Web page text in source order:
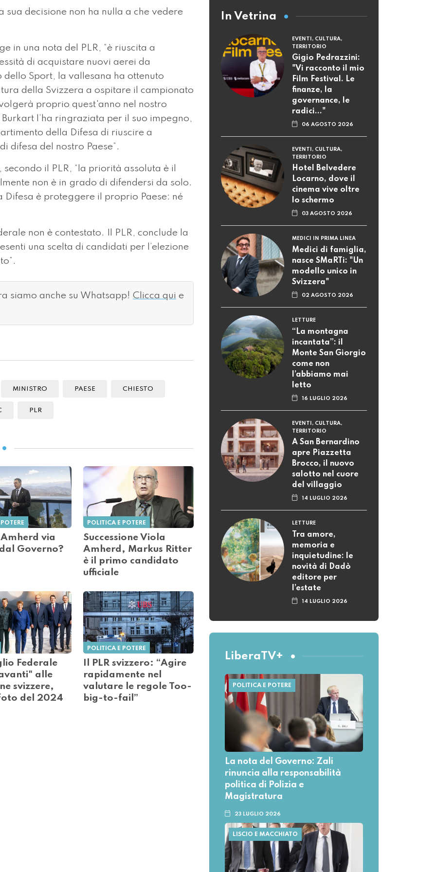
decisione non ha nulla a che vedere
in una nota del PLR, “è riuscita a
di acquistare nuovi aerei da
Sport, la vallesana ha ottenuto
della Svizzera a ospitare il campionato
proprio quest'anno nel nostro
l’ha ringraziata per il suo impegno,
della Difesa di riuscire a
difesa del nostro Paese”.
il PLR, “la priorità assoluta è il
non è in grado di difendersi da solo.
è proteggere il proprio Paese: né
non è contestato. Il PLR, conclude la
una scelta di candidati per l’elezione
siamo anche su Whatsapp! Clicca qui e
MINISTRO PAESE CHIESTO
PLR
Amherd via
Governo?
POLITICA E POTERE
Successione Viola
Amherd, Markus Ritter
è il primo candidato
ufficiale
Federale
alle
svizzere,
del 2024
POLITICA E POTERE
Il PLR svizzero: “Agire
rapidamente nel
valutare le regole Too-
big-to-fail”
In Vetrina
EVENTI, CULTURA,
TERRITORIO
Gigio Pedrazzini:
"Vi racconto il mio
Film Festival. Le
finanze, la
governance, le
radici..."
06 AGOSTO 2026
EVENTI, CULTURA,
TERRITORIO
Hotel Belvedere
Locarno, dove il
cinema vive oltre
lo schermo
03 AGOSTO 2026
MEDICI IN PRIMA LINEA
Medici di famiglia,
nasce SMaRTi: "Un
modello unico in
Svizzera"
02 AGOSTO 2026
LETTURE
“La montagna
incantata”: il
Monte San Giorgio
come non
l’abbiamo mai
letto
16 LUGLIO 2026
EVENTI, CULTURA,
TERRITORIO
A San Bernardino
apre Piazzetta
Brocco, il nuovo
salotto nel cuore
del villaggio
14 LUGLIO 2026
LETTURE
Tra amore,
memoria e
inquietudine: le
novità di Dadò
editore per
l’estate
14 LUGLIO 2026
LiberaTV+
POLITICA E POTERE
La nota del Governo: Zali
rinuncia alla responsabilità
politica di Polizia e
Magistratura
23 LUGLIO 2026
LISCIO E MACCHIATO